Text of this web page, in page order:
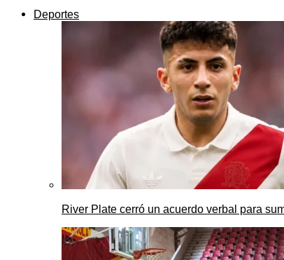
Deportes
River Plate cerró un acuerdo verbal para